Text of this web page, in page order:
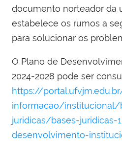
documento norteador da
estabelece os rumos a
para solucionar os
O Plano de
2024-2028 pode ser
https://
informacao/institucional/
juridicas/bases-
desenvolvimento-